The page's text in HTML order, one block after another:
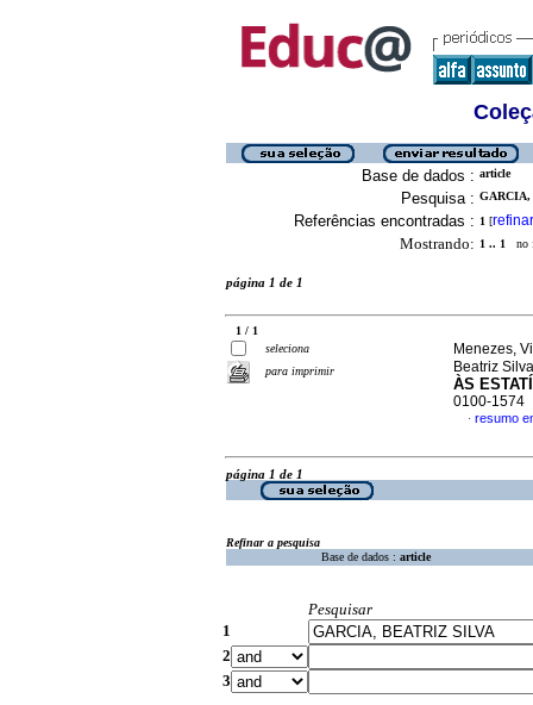
Base de dados : article
Pesquisa :
Referências encontradas : 1 [refinar
Mostrando: 1 .. 1 no
página 1 de 1
1 / 1
seleciona
para imprimir
Menezes,
Beatriz
ÀS
0100-1574
· resumo
página 1 de 1
Refinar a pesquisa
Base de dados : article
Pesquisar
1
2
3